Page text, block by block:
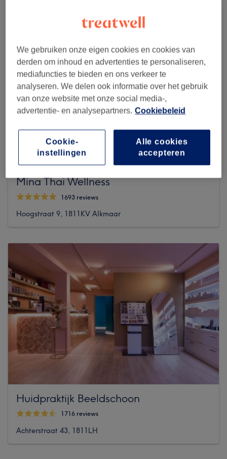
Mina Thai Wellness
1693 reviews
Hoogstraat 9, 1811KV Alkmaar
Huidpraktijk Beeldschoon
1716 reviews
Achterstraat 43, 1811LH
We gebruiken onze eigen cookies en cookies van
derden om inhoud en advertenties te personaliseren,
mediafuncties te bieden en ons verkeer te
analyseren. We delen ook informatie over het gebruik
van onze website met onze social media-,
advertentie- en analysepartners. Cookiebeleid
Alle cookies
accepteren
Cookie-
instellingen